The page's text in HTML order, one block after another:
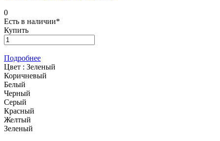
0
Есть в наличии*
Купить
Подробнее
Цвет : Зеленый
Коричневый
Белый
Черный
Серый
Красный
Желтый
Зеленый